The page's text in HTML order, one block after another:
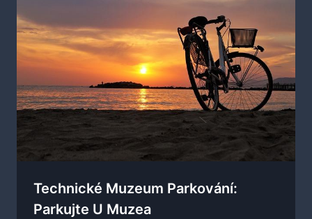
Technické Muzeum Parkování:
Parkujte U Muzea